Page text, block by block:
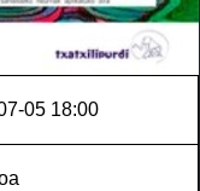
05 18:00